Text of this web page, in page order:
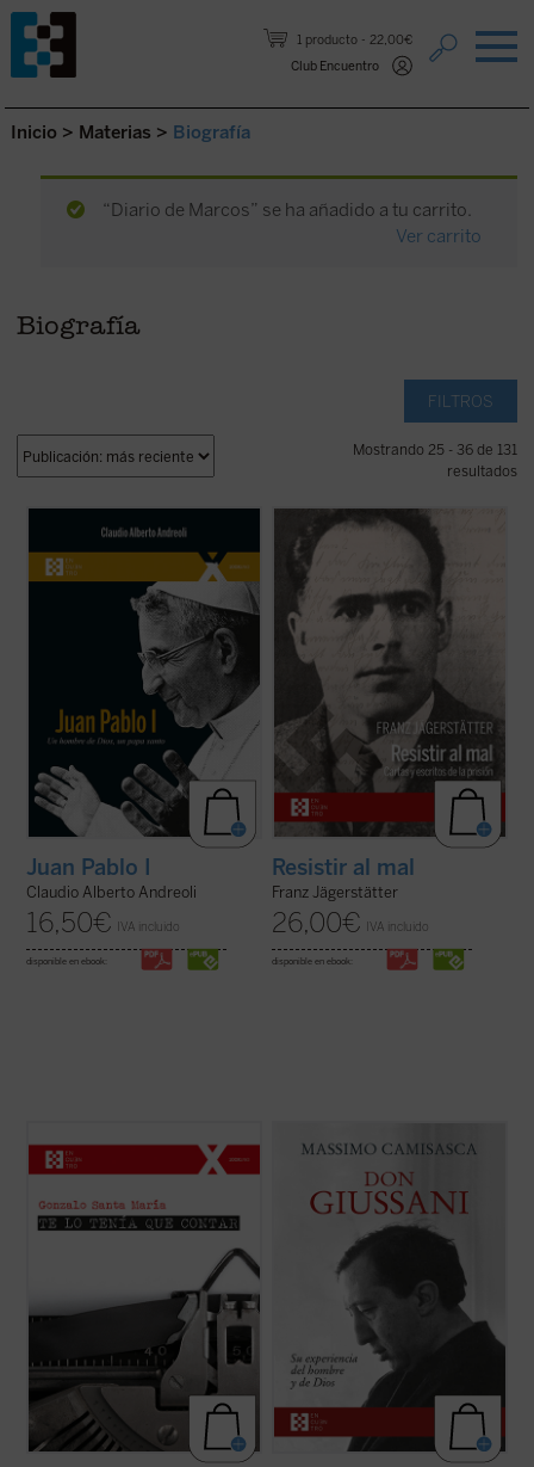
1 producto
22,00€
Club Encuentro
Saltar al contenido.
Inicio > Materias > Biografía
“Diario de Marcos” se ha añadido a tu carrito.
Ver carrito
Biografía
FILTROS
Mostrando 25 - 36 de 131
resultados
El 4 de septiembre de 2022 fue beatificado
el Siervo de Dios Albino Luciani, quien fue
papa con el nombre de Juan Pablo I, con
uno de los pontificados más breves de la
historia. El autor, que ha tenido la gracia de
conocer personalmente al beato ...(ver
Juan Pablo I
Claudio Alberto Andreoli
16,50€ IVA incluido
disponible en ebook:
Franz Jägerstätter, campesino austriaco,
casado, padre de tres niñas y ferviente
católico, fue ejecutado en 1943 por negarse
a servir en el ejército nazi. Se publican aquí
por primera vez en castellano todos los
escritos de Jägerstätter ...
(ver ficha)
Resistir al mal
Franz Jägerstätter
26,00€ IVA incluido
disponible en ebook:
manera casi epistolar, la llegada a su vida
de su esposa, sus hijos —entre ellos
otros muchos acontecimientos
enmarcados en la historia reciente de
España ...(ver ficha)
grandes educadores del siglo XX. Esta
obra, escrita por uno de sus más
estrechos colaboradores a lo largo de
cuarenta años, conforma una sintética
biografía espiritual que permite conocer
(ver ficha)